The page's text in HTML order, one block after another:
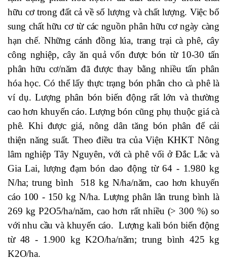
hữu cơ trong đất cả về số lượng và chất lượng. Việc bổ
sung chất hữu cơ từ các nguồn phân hữu cơ ngày càng
hạn chế. Những cánh đồng lúa, trang trại cà phê, cây
công nghiệp, cây ăn quả vốn được bón từ 10-30 tấn
phân hữu cơ/năm đã được thay bằng nhiều tấn phân
hóa học. Có thể lấy thực trạng bón phân cho cà phê là
ví dụ. Lượng phân bón biến động rất lớn và thường
cao hơn khuyến cáo. Lượng bón cũng phụ thuộc giá cà
phê. Khi được giá, nông dân tăng bón phân để cải
thiện năng suất. Theo điều tra của Viện KHKT Nông
lâm nghiệp Tây Nguyên, với cà phê vối ở Đắc Lắc và
Gia Lai, lượng đạm bón dao động từ 64 - 1.980 kg
N/ha; trung bình 518 kg N/ha/năm, cao hơn khuyến
cáo 100 - 150 kg N/ha. Lượng phân lân trung bình là
269 kg P2O5/ha/năm, cao hơn rất nhiều (> 300 %) so
với nhu cầu và khuyến cáo. Lượng kali bón biến động
từ 48 - 1.900 kg K2O/ha/năm; trung bình 425 kg
K2O/ha.